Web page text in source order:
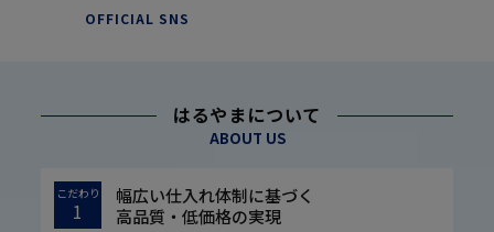
OFFICIAL SNS
はるやまについて
ABOUT US
こだわり
1
幅広い仕入れ体制に基づく
高品質・低価格の実現